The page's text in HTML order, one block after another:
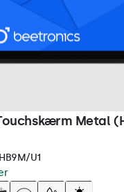
Metal
U1